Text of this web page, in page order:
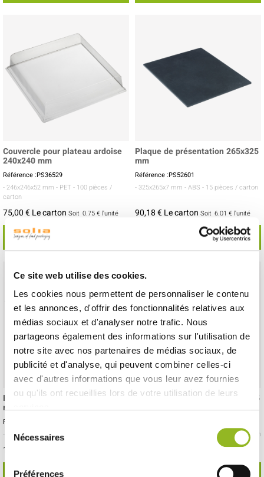
Ce site web utilise des cookies.
Les cookies nous permettent de personnaliser le contenu
et les annonces, d'offrir des fonctionnalités relatives aux
médias sociaux et d'analyser notre trafic. Nous
partageons également des informations sur l'utilisation de
notre site avec nos partenaires de médias sociaux, de
publicité et d'analyse, qui peuvent combiner celles-ci
avec d'autres informations que vous leur avez fournies
ou qu'ils ont recueillies lors de votre utilisation de leurs
Sélection
Nécessaires
Préférences
Couvercle pour plateau ardoise
240x240 mm
Référence :PS36529
- 246x246x52 mm - PET - 100 pièces /
carton
75,00 € Le carton Soit 0.75 €l'unité
VOIR LE DÉTAIL
Plaque de présentation 265x325
mm
Référence :PS52601
- 325x265x7 mm - ABS - 15 pièces / carton
90,18 € Le carton Soit 6.01 € l'unité
VOIR LE DÉTAIL
Plaque de présentation 530x325
mm
Référence :PS52600
- 530x325x7 mm- ABS
111,05 € Le carton
VOIR LE DÉTAIL
Plateau texture Ardoise 295x195
- 100 pièces / carton
VOIR LE DÉTAIL